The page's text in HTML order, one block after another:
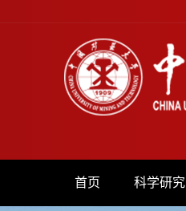
首页 科学研究